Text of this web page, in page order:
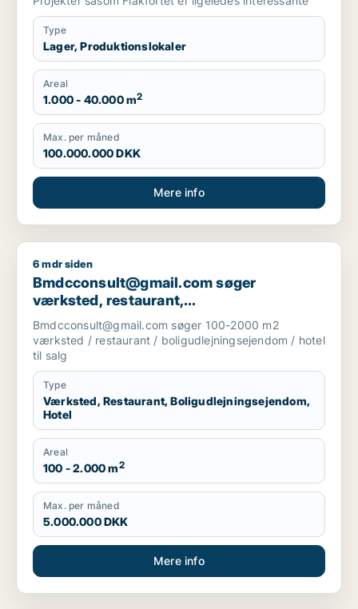
Type
Lager, Produktionslokaler
Areal
1.000 - 40.000 m2
Max. per måned
100.000.000 DKK
Mere info
Bmdcconsult@gmail.com søger værksted, restaurant,
6 mdr siden
Bmdcconsult@gmail.com søger
værksted, restaurant,
boligudlejningsejendom eller hotel til salg
i Storkøbenhavn
Bmdcconsult@gmail.com søger 100-2000 m2
værksted / restaurant / boligudlejningsejendom / hotel
til salg
Type
Værksted, Restaurant, Boligudlejningsejendom,
Hotel
Areal
100 - 2.000 m2
Max. per måned
5.000.000 DKK
Mere info